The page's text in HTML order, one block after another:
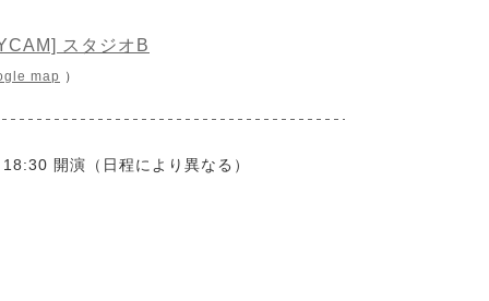
スタジオB
map ）
開演（日程により異なる）